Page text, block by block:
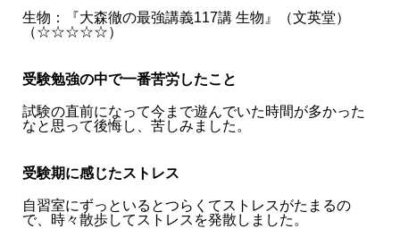
生物：『大森徹の最強講義117講 生物』（文英堂）
（☆☆☆☆☆）
受験勉強の中で一番苦労したこと
試験の直前になって今まで遊んでいた時間が多かった
なと思って後悔し、苦しみました。
受験期に感じたストレス
自習室にずっといるとつらくてストレスがたまるの
で、時々散歩してストレスを発散しました。